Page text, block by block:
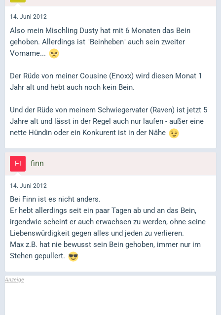
14. Juni 2012
Also mein Mischling Dusty hat mit 6 Monaten das Bein
gehoben. Allerdings ist "Beinheben" auch sein zweiter
Vorname...
Der Rüde von meiner Cousine (Enoxx) wird diesen Monat 1
Jahr alt und hebt auch noch kein Bein.
Und der Rüde von meinem Schwiegervater (Raven) ist jetzt 5
Jahre alt und lässt in der Regel auch nur laufen - außer eine
nette Hündin oder ein Konkurent ist in der Nähe
finn
14. Juni 2012
Bei Finn ist es nicht anders.
Er hebt allerdings seit ein paar Tagen ab und an das Bein,
irgendwie scheint er auch erwachsen zu werden, ohne seine
Liebenswürdigkeit gegen alles und jeden zu verlieren.
Max z.B. hat nie bewusst sein Bein gehoben, immer nur im
Stehen gepullert.